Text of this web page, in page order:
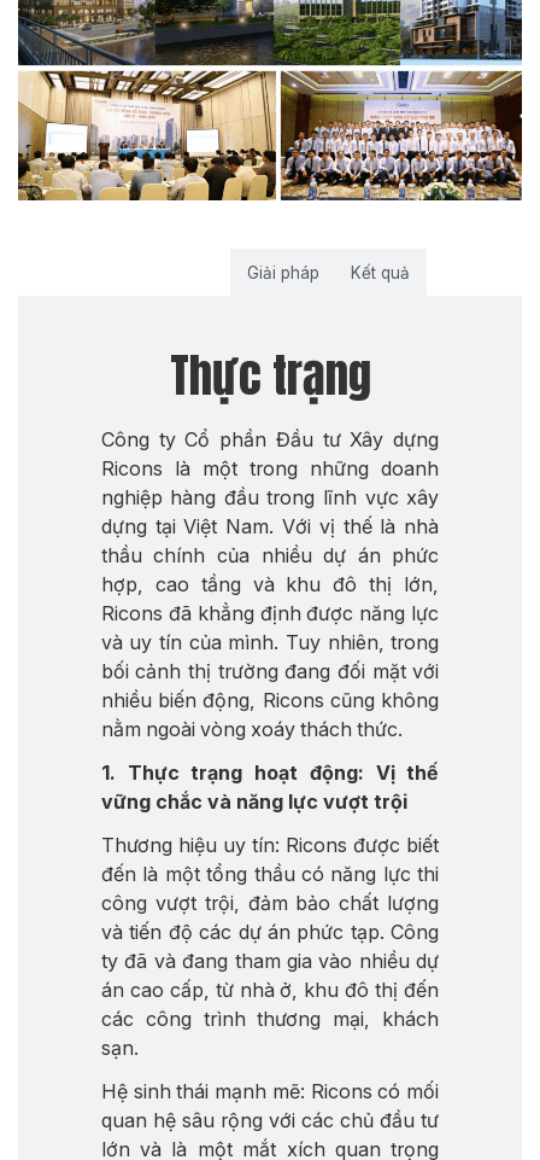
Giải pháp Kết quả
Thực trạng
Công ty Cổ phần Đầu tư Xây dựng
Ricons là một trong những doanh
nghiệp hàng đầu trong lĩnh vực xây
dựng tại Việt Nam. Với vị thế là nhà
thầu chính của nhiều dự án phức
hợp, cao tầng và khu đô thị lớn,
Ricons đã khẳng định được năng lực
và uy tín của mình. Tuy nhiên, trong
bối cảnh thị trường đang đối mặt với
nhiều biến động, Ricons cũng không
nằm ngoài vòng xoáy thách thức.
1. Thực trạng hoạt động: Vị thế
vững chắc và năng lực vượt trội
Thương hiệu uy tín: Ricons được biết
đến là một tổng thầu có năng lực thi
công vượt trội, đảm bảo chất lượng
và tiến độ các dự án phức tạp. Công
ty đã và đang tham gia vào nhiều dự
án cao cấp, từ nhà ở, khu đô thị đến
các công trình thương mại, khách
sạn.
Hệ sinh thái mạnh mẽ: Ricons có mối
quan hệ sâu rộng với các chủ đầu tư
lớn và là một mắt xích quan trọng